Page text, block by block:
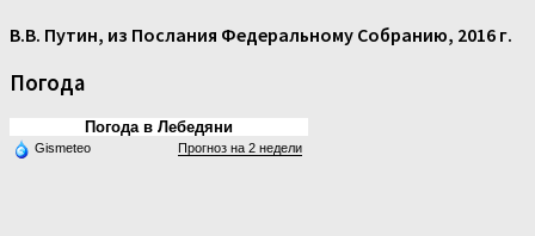
В.В. Путин, из Послания Федеральному Собранию, 2016 г.
Погода
Погода в Лебедяни
Gismeteo Прогноз на 2 недели